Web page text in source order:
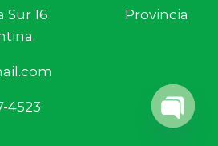
Illia Sur 16 Provincia
4523